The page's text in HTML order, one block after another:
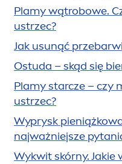
Plamy wątrobowe.
ustrzec?
Jak usunąć
Ostuda – skąd się
Plamy starcze – czy
ustrzec?
Wyprysk
najważniejsze
Wykwit skórny.